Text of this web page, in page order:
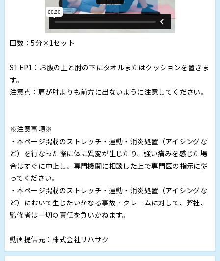
回数：5分×1セット
STEP1：お腹の上と肘の下にタオルまたはクッションを置きま
す。
注意点：肩が肘よりも前方に出ないように注意してください。
※注意事項※
・本ページ掲載のストレッチ・運動・消炎処置（アイシングな
ど）を行なった際に体に異変が生じたり、強い痛みを感じた場
合はすぐに中止し、専門機関に相談した上で専門医の指示に従
ってください。
・本ページ掲載のストレッチ・運動・消炎処置（アイシングな
ど）において生じたいかなる事故・クレームに対して、弊社、
監修者は一切の責任を負いかねます。
動画提供元：株式会社リハサク